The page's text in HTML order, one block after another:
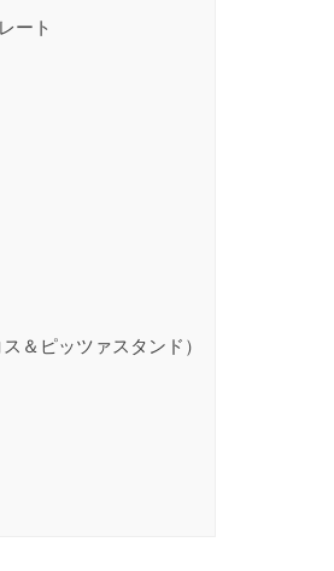
ート
＆ピッツァスタンド）